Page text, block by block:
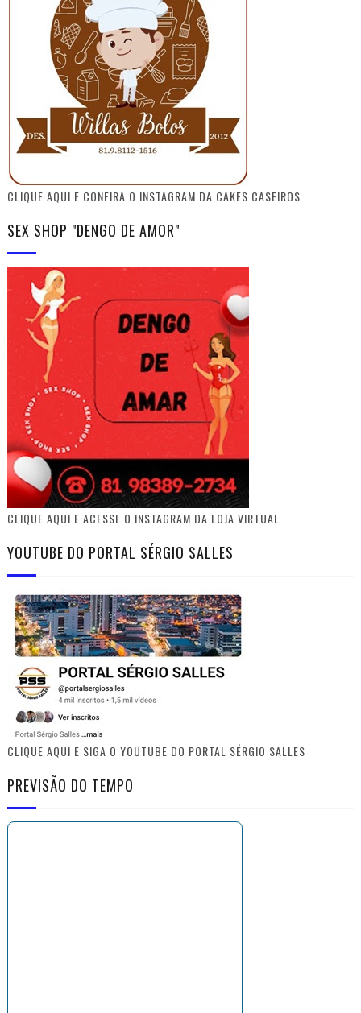
CLIQUE AQUI E CONFIRA O INSTAGRAM DA CAKES CASEIROS
SEX SHOP "DENGO DE AMOR"
CLIQUE AQUI E ACESSE O INSTAGRAM DA LOJA VIRTUAL
YOUTUBE DO PORTAL SÉRGIO SALLES
CLIQUE AQUI E SIGA O YOUTUBE DO PORTAL SÉRGIO SALLES
PREVISÃO DO TEMPO